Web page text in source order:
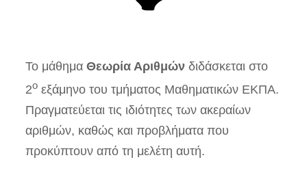
Το μάθημαΘεωρία Αριθμώνδιδάσκεται στο
2ο εξάμηνο του τμήματος Μαθηματικών ΕΚΠΑ.
Πραγματεύεται τις ιδιότητες των ακεραίων
αριθμών, καθώς και προβλήματα που
προκύπτουν από τη μελέτη αυτή.